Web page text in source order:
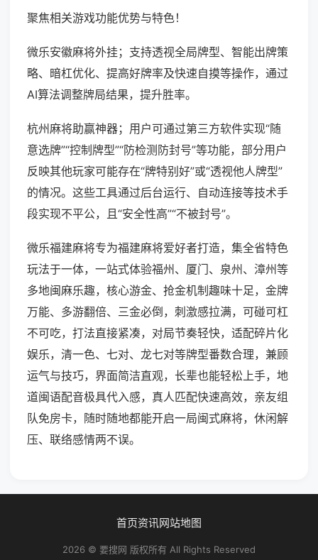
聚焦相关游戏功能优势与特色！
微乐安徽麻将外挂；支持透视全局牌型、智能出牌策
略、暗杠优化、提高好牌率及快速自摸等操作，通过
AI算法调整牌局结果，提升胜率。
杭州麻将助赢神器；用户可通过第三方软件实现“随
意选牌”“控制牌型”“防检测防封号”等功能，部分用户
反映其他玩家可能存在“牌特别好”或“透视他人牌型”
的情况。这些工具通过后台运行、自动连接等技术手
段实现不平公，且“安全性高”“不被封号”。
微乐福建麻将专为福建麻将爱好者打造，集全省特色
玩法于一体，一站式体验福州、厦门、泉州、漳州等
多地闽麻乐趣，核心游金、抢金机制趣味十足，金牌
万能、多游翻倍、三金必倒，刺激感拉满，可碰可杠
不可吃，打法直接紧凑，对局节奏轻快，适配碎片化
娱乐，清一色、七对、龙七对等牌型番数合理，兼顾
运气与技巧，界面简洁直观，长辈也能轻松上手，地
道闽语配音极具代入感，真人匹配快速高效，亲友组
队免房卡，随时随地都能开启一局闽式麻将，休闲解
压、联络感情两不误。
首页资讯网站地图
2026 © 要搜网 版权所有 All Rights Reserved